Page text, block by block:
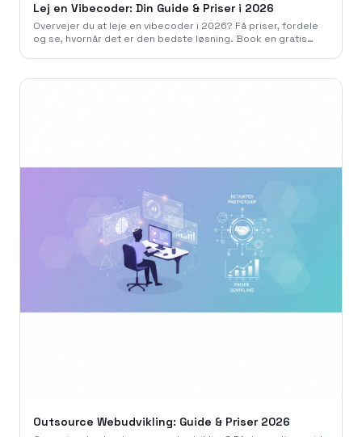
Lej en Vibecoder: Din Guide & Priser i 2026
Overvejer du at leje en vibecoder i 2026? Få priser, fordele
og se, hvornår det er den bedste løsning. Book en gratis
Outsource Webudvikling: Guide & Priser 2026